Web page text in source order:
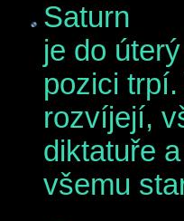
Saturn
je do
pozici
rozvíjejí,
diktatuře
všemu